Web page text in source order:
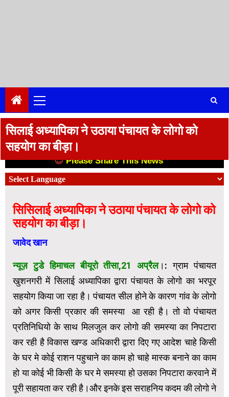
Menu
सिलाई अध्यापिका ने उठाया पंचायत के लोगो को
सहयोग का बीड़ा।
😊 Please Share This News😊
सिसिलाई अध्यापिका ने उठाया पंचायत के लोगो को
सहयोग का बीड़ा।
जावेद खान
न्यूज़ टुडे हिमाचल बीयूरो तीसा,21 अप्रैल।: ग्राम पंचायत
खुशनगरी में सिलाई अध्यापिका द्वारा पंचायत के लोगो का भरपूर
सहयोग किया जा रहा है। पंचायत सील होने के कारण गांव के लोगो
को अगर किसी प्रकार की समस्या आ रही है। तो वो पंचायत
प्रतिनिधियो के साथ मिलजुल कर लोगो की समस्या का निपटारा
कर रही है विकास खण्ड अधिकारी द्वारा दिए गए आदेश चाहे किसी
के घर मे कोई राशन पहुचाने का काम हो चाहे मास्क बनाने का काम
हो या कोई भी किसी के घर मे समस्या हो उसका निपटारा करवाने में
पूरी सहायता कर रही है।और इनके इस सराहनिय कदम की लोगो ने